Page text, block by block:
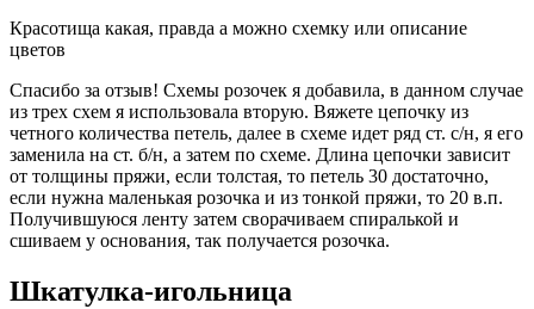
Красотища какая, правда а можно схемку или описание
цветов
Спасибо за отзыв! Схемы розочек я добавила, в данном случае
из трех схем я использовала вторую. Вяжете цепочку из
четного количества петель, далее в схеме идет ряд ст. с/н, я его
заменила на ст. б/н, а затем по схеме. Длина цепочки зависит
от толщины пряжи, если толстая, то петель 30 достаточно,
если нужна маленькая розочка и из тонкой пряжи, то 20 в.п.
Получившуюся ленту затем сворачиваем спиралькой и
сшиваем у основания, так получается розочка.
Шкатулка-игольница